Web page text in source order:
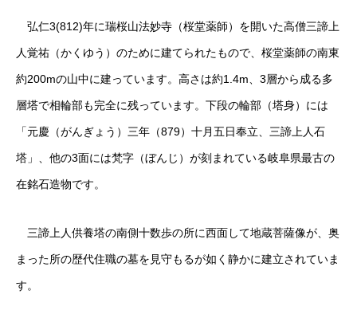
弘仁3(812)年に瑞桜山法妙寺（桜堂薬師）を開いた高僧三諦上
人覚祐（かくゆう）のために建てられたもので、桜堂薬師の南東
約200mの山中に建っています。高さは約1.4m、3層から成る多
層塔で相輪部も完全に残っています。下段の輪部（塔身）には
「元慶（がんぎょう）三年（879）十月五日奉立、三諦上人石
塔」、他の3面には梵字（ぼんじ）が刻まれている岐阜県最古の
在銘石造物です。
三諦上人供養塔の南側十数歩の所に西面して地蔵菩薩像が、奥
まった所の歴代住職の墓を見守もるが如く静かに建立されていま
す。